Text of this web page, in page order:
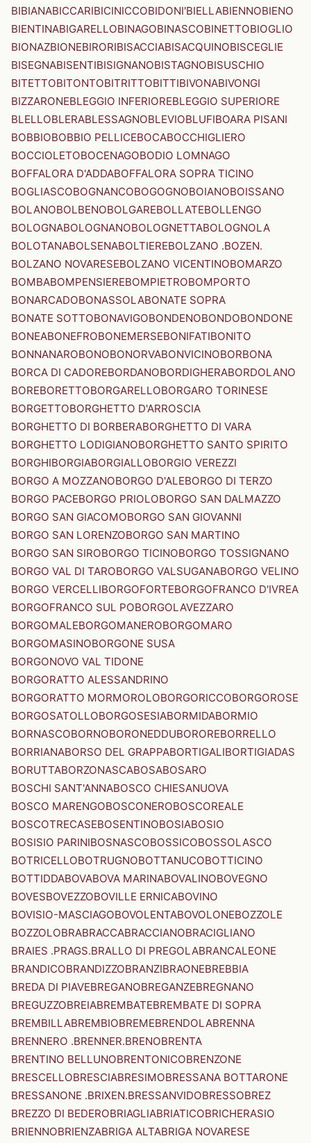
BIBIANABICCARIBICINICCOBIDONI'BIELLABIENNOBIENO
BIENTINABIGARELLOBINAGOBINASCOBINETTOBIOGLIO
BIONAZBIONEBIRORIBISACCIABISACQUINOBISCEGLIE
BISEGNABISENTIBISIGNANOBISTAGNOBISUSCHIO
BITETTOBITONTOBITRITTOBITTIBIVONABIVONGI
BIZZARONEBLEGGIO INFERIOREBLEGGIO SUPERIORE
BLELLOBLERABLESSAGNOBLEVIOBLUFIBOARA PISANI
BOBBIOBOBBIO PELLICEBOCABOCCHIGLIERO
BOCCIOLETOBOCENAGOBODIO LOMNAGO
BOFFALORA D'ADDABOFFALORA SOPRA TICINO
BOGLIASCOBOGNANCOBOGOGNOBOIANOBOISSANO
BOLANOBOLBENOBOLGAREBOLLATEBOLLENGO
BOLOGNABOLOGNANOBOLOGNETTABOLOGNOLA
BOLOTANABOLSENABOLTIEREBOLZANO .BOZEN.
BOLZANO NOVARESEBOLZANO VICENTINOBOMARZO
BOMBABOMPENSIEREBOMPIETROBOMPORTO
BONARCADOBONASSOLABONATE SOPRA
BONATE SOTTOBONAVIGOBONDENOBONDOBONDONE
BONEABONEFROBONEMERSEBONIFATIBONITO
BONNANAROBONOBONORVABONVICINOBORBONA
BORCA DI CADOREBORDANOBORDIGHERABORDOLANO
BOREBORETTOBORGARELLOBORGARO TORINESE
BORGETTOBORGHETTO D'ARROSCIA
BORGHETTO DI BORBERABORGHETTO DI VARA
BORGHETTO LODIGIANOBORGHETTO SANTO SPIRITO
BORGHIBORGIABORGIALLOBORGIO VEREZZI
BORGO A MOZZANOBORGO D'ALEBORGO DI TERZO
BORGO PACEBORGO PRIOLOBORGO SAN DALMAZZO
BORGO SAN GIACOMOBORGO SAN GIOVANNI
BORGO SAN LORENZOBORGO SAN MARTINO
BORGO SAN SIROBORGO TICINOBORGO TOSSIGNANO
BORGO VAL DI TAROBORGO VALSUGANABORGO VELINO
BORGO VERCELLIBORGOFORTEBORGOFRANCO D'IVREA
BORGOFRANCO SUL POBORGOLAVEZZARO
BORGOMALEBORGOMANEROBORGOMARO
BORGOMASINOBORGONE SUSA
BORGONOVO VAL TIDONE
BORGORATTO ALESSANDRINO
BORGORATTO MORMOROLOBORGORICCOBORGOROSE
BORGOSATOLLOBORGOSESIABORMIDABORMIO
BORNASCOBORNOBORONEDDUBOROREBORRELLO
BORRIANABORSO DEL GRAPPABORTIGALIBORTIGIADAS
BORUTTABORZONASCABOSABOSARO
BOSCHI SANT'ANNABOSCO CHIESANUOVA
BOSCO MARENGOBOSCONEROBOSCOREALE
BOSCOTRECASEBOSENTINOBOSIABOSIO
BOSISIO PARINIBOSNASCOBOSSICOBOSSOLASCO
BOTRICELLOBOTRUGNOBOTTANUCOBOTTICINO
BOTTIDDABOVABOVA MARINABOVALINOBOVEGNO
BOVESBOVEZZOBOVILLE ERNICABOVINO
BOVISIO-MASCIAGOBOVOLENTABOVOLONEBOZZOLE
BOZZOLOBRABRACCABRACCIANOBRACIGLIANO
BRAIES .PRAGS.BRALLO DI PREGOLABRANCALEONE
BRANDICOBRANDIZZOBRANZIBRAONEBREBBIA
BREDA DI PIAVEBREGANOBREGANZEBREGNANO
BREGUZZOBREIABREMBATEBREMBATE DI SOPRA
BREMBILLABREMBIOBREMEBRENDOLABRENNA
BRENNERO .BRENNER.BRENOBRENTA
BRENTINO BELLUNOBRENTONICOBRENZONE
BRESCELLOBRESCIABRESIMOBRESSANA BOTTARONE
BRESSANONE .BRIXEN.BRESSANVIDOBRESSOBREZ
BREZZO DI BEDEROBRIAGLIABRIATICOBRICHERASIO
BRIENNOBRIENZABRIGA ALTABRIGA NOVARESE